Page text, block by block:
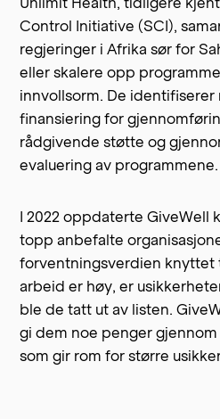
→ Kriteriene vi bruker for å
→ Tiltaksområdene GiveWell
Control Initiative (SCI),
regjeringer i Afrika sør for
eller skalere opp
innvollsorm. De
finansiering for
rådgivende støtte og
evaluering av programmene.
I 2022oppdaterte GiveWell
topp anbefalte
forventningsverdien knyttet
arbeid er høy, er
ble de tatt ut av listen.
gi dem noe penger
som gir rom for større